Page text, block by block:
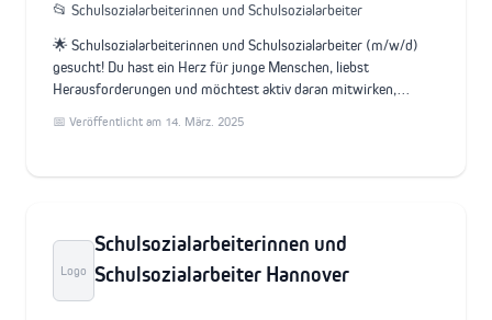
📂 Schulsozialarbeiterinnen und Schulsozialarbeiter
🌟 Schulsozialarbeiterinnen und Schulsozialarbeiter (m/w/d)
gesucht! Du hast ein Herz für junge Menschen, liebst
Herausforderungen und möchtest aktiv daran mitwirken,…
📅 Veröffentlicht am 14. März. 2025
Logo
Schulsozialarbeiterinnen und
Schulsozialarbeiter Hannover